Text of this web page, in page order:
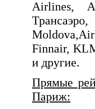
Airlines,
Finnair,
и другие.
Прямые
Париж: